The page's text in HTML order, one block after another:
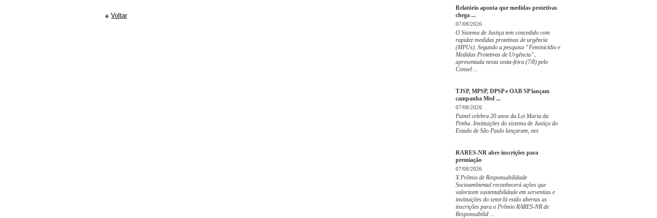
Relatório aponta que medidas protetivas
chega ...
07/08/2026
O Sistema de Justiça tem concedido com
rapidez medidas protetivas de urgência
(MPUs). Segundo a pesquisa “Feminicídio e
Medidas Protetivas de Urgência”,
apresentada nesta sexta-feira (7/8) pelo
Consel ...
TJSP, MPSP, DPSP e OAB SP lançam
campanha Med ...
07/08/2026
Painel celebra 20 anos da Lei Maria da
Penha. Instituições do sistema de Justiça do
Estado de São Paulo lançaram, nes
RARES-NR abre inscrições para
premiação
07/08/2026
X Prêmio de Responsabilidade
Socioambiental reconhecerá ações que
valorizem sustentabilidade em serventias e
instituições do setorJá estão abertas as
inscrições para o Prêmio RARES-NR de
Responsabilid ...
Voltar